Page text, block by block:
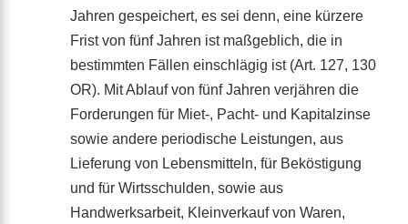
Jahren gespeichert, es sei denn, eine kürzere
Frist von fünf Jahren ist maßgeblich, die in
bestimmten Fällen einschlägig ist (Art. 127, 130
OR). Mit Ablauf von fünf Jahren verjähren die
Forderungen für Miet-, Pacht- und Kapitalzinse
sowie andere periodische Leistungen, aus
Lieferung von Lebensmitteln, für Beköstigung
und für Wirtsschulden, sowie aus
Handwerksarbeit, Kleinverkauf von Waren,